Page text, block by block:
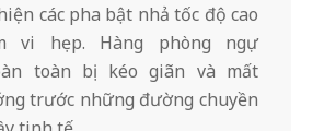
các pha bật nhả tốc độ cao
vi hẹp. Hàng phòng ngự
toàn bị kéo giãn và mất
trước những đường chuyền